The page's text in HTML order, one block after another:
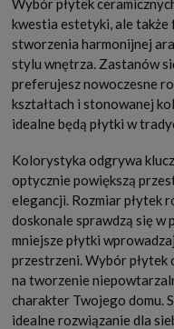
Wybór płytek
kwestia estetyki, ale także
stworzenia harmonijnej
stylu wnętrza. Zastanów
preferujesz nowoczesne
kształtach i stonowanej
idealne będą płytki w
Kolorystyka odgrywa
optycznie powiększą
elegancji. Rozmiar płytek
doskonale sprawdzą się w
mniejsze płytki
przestrzeni. Wybór płytek
na tworzenie
charakter Twojego domu.
idealne rozwiązanie dla